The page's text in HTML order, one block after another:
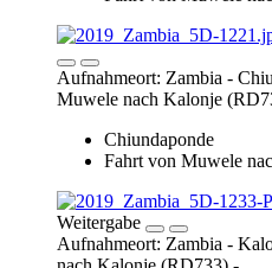
Kalonje
Fahrt von Muwele
Weitergabe
Aufnahmeort: Zambia -
nach Kalonje (RD733) -
Kalonje
Fahrt von Muwele